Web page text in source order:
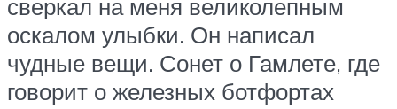
сверкал на меня великолепным
оскалом улыбки. Он написал
чудные вещи. Сонет о Гамлете, где
говорит о железных ботфортах